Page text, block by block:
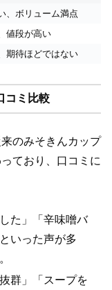
、ボリューム満点
値段が高い
期待ほどではない
コミ比較
のみそきんカップ
ており、口コミに
た」「辛味噌バ
いった声が多
群」「スープを